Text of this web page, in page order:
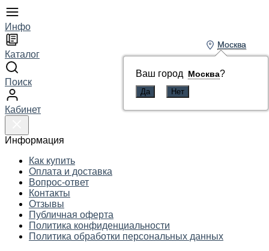
Инфо
Каталог
Поиск
Кабинет
Информация
Как купить
Оплата и доставка
Вопрос-ответ
Контакты
Отзывы
Публичная оферта
Политика конфиденциальности
Политика обработки персональных данных
Москва
Ваш город Москва?
Москва
Ваш город Москва?